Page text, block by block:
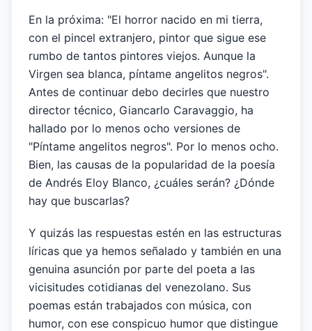
En la próxima: "El horror nacido en mi tierra,
con el pincel extranjero, pintor que sigue ese
rumbo de tantos pintores viejos. Aunque la
Virgen sea blanca, píntame angelitos negros".
Antes de continuar debo decirles que nuestro
director técnico, Giancarlo Caravaggio, ha
hallado por lo menos ocho versiones de
"Píntame angelitos negros". Por lo menos ocho.
Bien, las causas de la popularidad de la poesía
de Andrés Eloy Blanco, ¿cuáles serán? ¿Dónde
hay que buscarlas?
Y quizás las respuestas estén en las estructuras
líricas que ya hemos señalado y también en una
genuina asunción por parte del poeta a las
vicisitudes cotidianas del venezolano. Sus
poemas están trabajados con música, con
humor, con ese conspicuo humor que distingue